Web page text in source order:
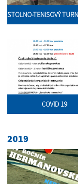
STOLNO-TENISOVÝ
COVID 19
2019